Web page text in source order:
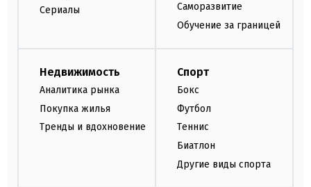
Сериалы
Саморазвитие
Обучение за границей
Недвижимость
Аналитика рынка
Покупка жилья
Тренды и вдохновение
Спорт
Бокс
Футбол
Теннис
Биатлон
Другие виды спорта